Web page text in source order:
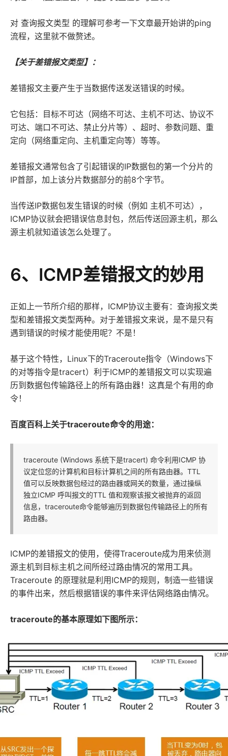
对 查询报文类型 的理解可参考一下文章最开始讲的ping
流程，这里就不做赘述。
【关于差错报文类型】：
差错报文主要产生于当数据传送发送错误的时候。
它包括：目标不可达（网络不可达、主机不可达、协议不
可达、端口不可达、禁止分片等）、超时、参数问题、重
定向（网络重定向、主机重定向等）等等。
差错报文通常包含了引起错误的IP数据包的第一个分片的
IP首部，加上该分片数据部分的前8个字节。
当传送IP数据包发生错误的时候（例如 主机不可达），
ICMP协议就会把错误信息封包，然后传送回源主机，那么
源主机就知道该怎么处理了。
6、ICMP差错报文的妙用
正如上一节所介绍的那样，ICMP协议主要有：查询报文类
型和差错报文类型两种。对于差错报文来说，是不是只有
遇到错误的时候才能使用呢？不是！
基于这个特性，Linux下的Traceroute指令（Windows下
的对等指令是tracert）利于ICMP的差错报文可以实现遍
历到数据包传输路径上的所有路由器！这真是个有用的命
令！
百度百科上关于traceroute命令的用途：
traceroute (Windows 系统下是tracert) 命令利用ICMP 协
议定位您的计算机和目标计算机之间的所有路由器。TTL
值可以反映数据包经过的路由器或网关的数量，通过操纵
独立ICMP 呼叫报文的TTL 值和观察该报文被抛弃的返回
信息，traceroute命令能够遍历到数据包传输路径上的所有
路由器。
ICMP的差错报文的使用，使得Traceroute成为用来侦测
源主机到目标主机之间所经过路由情况的常用工具。
Traceroute 的原理就是利用ICMP的规则，制造一些错误
的事件出来，然后根据错误的事件来评估网络路由情况。
traceroute的基本原理如下图所示：